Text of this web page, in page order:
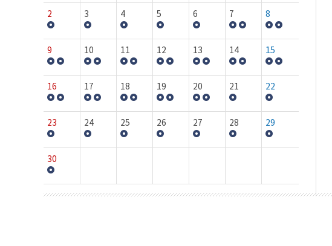
2 3 4 5 6 7 8
9 10 11 12 13 14 15
16 17 18 19 20 21 22
23 24 25 26 27 28 29
30